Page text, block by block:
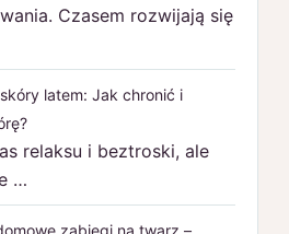
Czasem rozwijają się
latem: Jak chronić i
relaksu i beztroski, ale
…